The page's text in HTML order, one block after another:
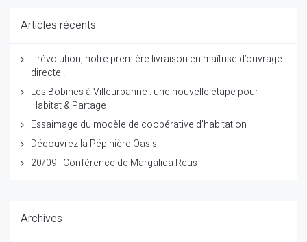
Articles récents
Trévolution, notre première livraison en maîtrise d’ouvrage
directe !
Les Bobines à Villeurbanne : une nouvelle étape pour
Habitat & Partage
Essaimage du modèle de coopérative d’habitation
Découvrez la Pépinière Oasis
20/09 : Conférence de Margalida Reus
Archives